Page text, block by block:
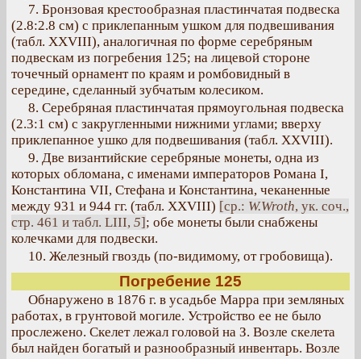
7. Бронзовая крестообразная пластинчатая подвеска
(2.8:2.8 см) с приклепанным ушком для подвешивания
(табл. XXVIII), аналогичная по форме серебряным
подвескам из погребения 125; на лицевой стороне
точечный орнамент по краям и ромбовидный в
середине, сделанный зубчатым колесиком.
8. Серебряная пластинчатая прямоугольная подвеска
(2.3:1 см) с закругленными нижними углами; вверху
приклепанное ушко для подвешивания (табл. XXVIII).
9. Две византийские серебряные монеты, одна из
которых обломана, с именами императоров Романа I,
Константина VII, Стефана и Константина, чеканенные
между 931 и 944 гг. (табл. XXVIII) [ср.: W.Wroth, ук. соч.,
стр. 461 и табл. LIII, 5]; обе монеты были снабжены
колечками для подвески.
10. Железный гвоздь (по-видимому, от гробовища).
Погребение 125
Обнаружено в 1876 г. в усадьбе Марра при земляных
работах, в грунтовой могиле. Устройство ее не было
прослежено. Скелет лежал головой на З. Возле скелета
был найден богатый и разнообразный инвентарь. Возле